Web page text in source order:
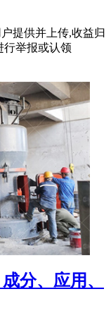
提供并上传,收益归
行举报或认领
分、应用、